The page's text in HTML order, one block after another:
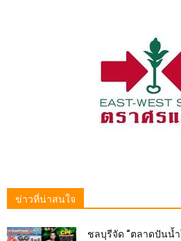
ข่าวที่น่าสนใจ
ชลบุรีจัด “ตลาดปันน้ำ